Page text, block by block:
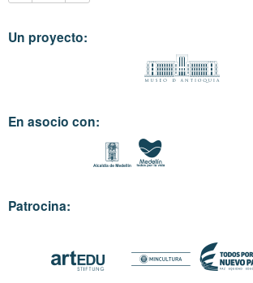
Un proyecto:
En asocio con:
Patrocina: